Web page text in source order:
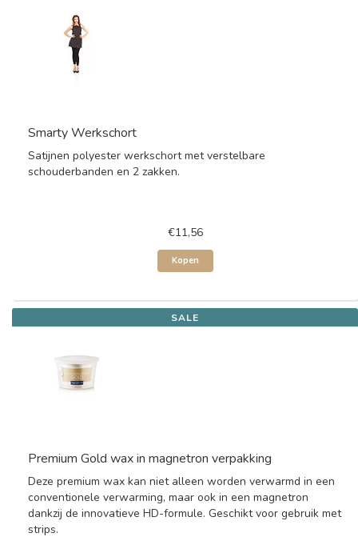
Smarty Werkschort
Satijnen polyester werkschort met verstelbare
schouderbanden en 2 zakken.
€11,56
Kopen
SALE
Premium Gold wax in magnetron verpakking
Deze premium wax kan niet alleen worden verwarmd in een
conventionele verwarming, maar ook in een magnetron
dankzij de innovatieve HD-formule. Geschikt voor gebruik met
strips.